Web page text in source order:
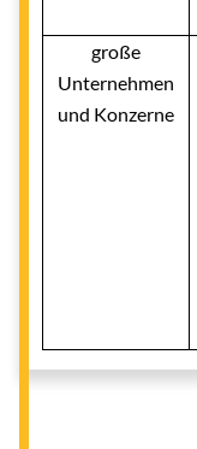
große
Unternehmen
und Konzerne